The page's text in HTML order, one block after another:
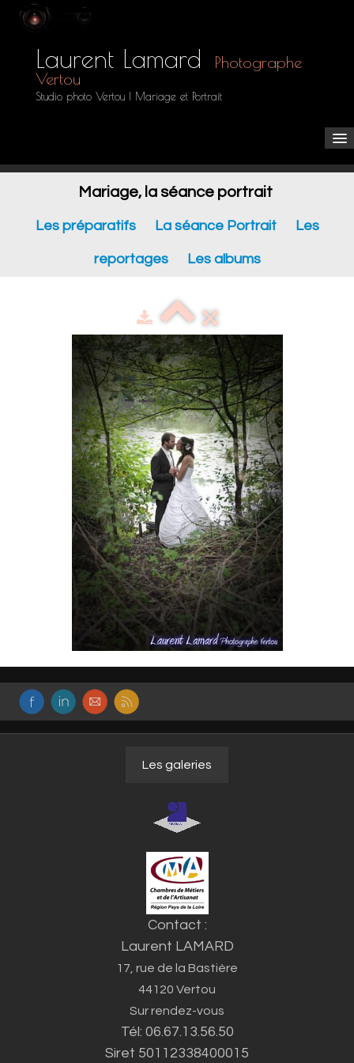
Laurent Lamard
Photographe
Vertou
Studio photo Vertou | Mariage et Portrait
Les Galeries▼
Contact
Mariage, la séance portrait
Les préparatifs La séance Portrait Les
reportages Les albums
Les galeries
Contact :
Laurent LAMARD
17, rue de la Bastière
44120 Vertou
Sur rendez-vous
Tél: 06.67.13.56.50
Siret 50112338400015